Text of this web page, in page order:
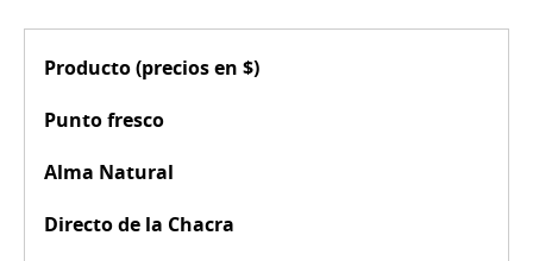
Producto (precios en $)
Punto fresco
Alma Natural
Directo de la Chacra